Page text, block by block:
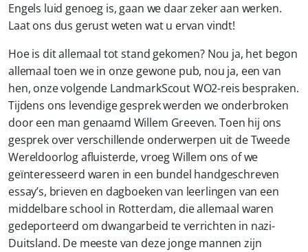
Engels luid genoeg is, gaan we daar zeker aan werken.
Laat ons dus gerust weten wat u ervan vindt!
Hoe is dit allemaal tot stand gekomen? Nou ja, het begon
allemaal toen we in onze gewone pub, nou ja, een van
hen, onze volgende LandmarkScout WO2-reis bespraken.
Tijdens ons levendige gesprek werden we onderbroken
door een man genaamd Willem Greeven. Toen hij ons
gesprek over verschillende onderwerpen uit de Tweede
Wereldoorlog afluisterde, vroeg Willem ons of we
geïnteresseerd waren in een bundel handgeschreven
essay’s, brieven en dagboeken van leerlingen van een
middelbare school in Rotterdam, die allemaal waren
gedeporteerd om dwangarbeid te verrichten in nazi-
Duitsland. De meeste van deze jonge mannen zijn